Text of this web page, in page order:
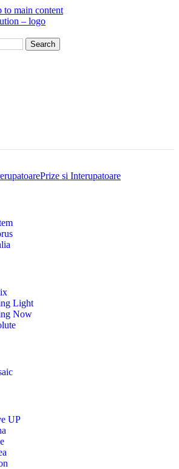
to main content
Search
Prize si Interupatoare
Light
Now
UP